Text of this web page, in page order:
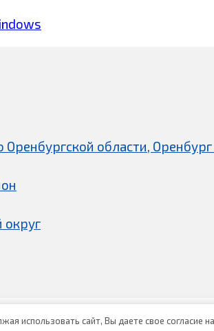
области,
округ
использовать сайт, Вы даете свое согласие